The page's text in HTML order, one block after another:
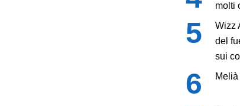
molti
Wizz
del
sui